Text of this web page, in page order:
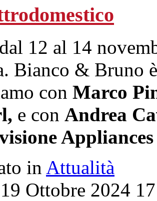
12 al 14
Bianco & Bruno
con Marco
e con Andrea
in Attualità
Ottobre 2024